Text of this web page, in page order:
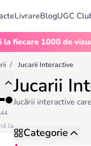
LivrareBlogUGC
1000 de vizualizări
/ Jucarii Interactive
la
Jucarii
Jucării interactive
Categorie